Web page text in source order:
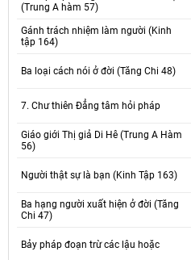
(Trung A hàm 57)
Gánh trách nhiệm làm người (Kinh
tập 164)
Ba loại cách nói ở đời (Tăng Chi 48)
7. Chư thiên Đẳng tâm hỏi pháp
Giáo giới Thị giả Di Hê (Trung A Hàm
56)
Người thật sự là bạn (Kinh Tập 163)
Ba hạng người xuất hiện ở đời (Tăng
Chi 47)
Bảy pháp đoạn trừ các lậu hoặc